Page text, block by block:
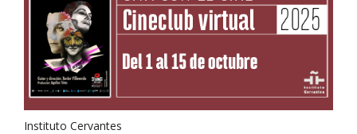
Instituto Cervantes